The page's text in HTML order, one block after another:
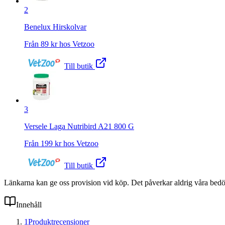
2
Benelux Hirskolvar
Från 89 kr hos Vetzoo
Till butik
3
Versele Laga Nutribird A21 800 G
Från 199 kr hos Vetzoo
Till butik
Länkarna kan ge oss provision vid köp. Det påverkar aldrig våra
Innehåll
1Produktrecensioner